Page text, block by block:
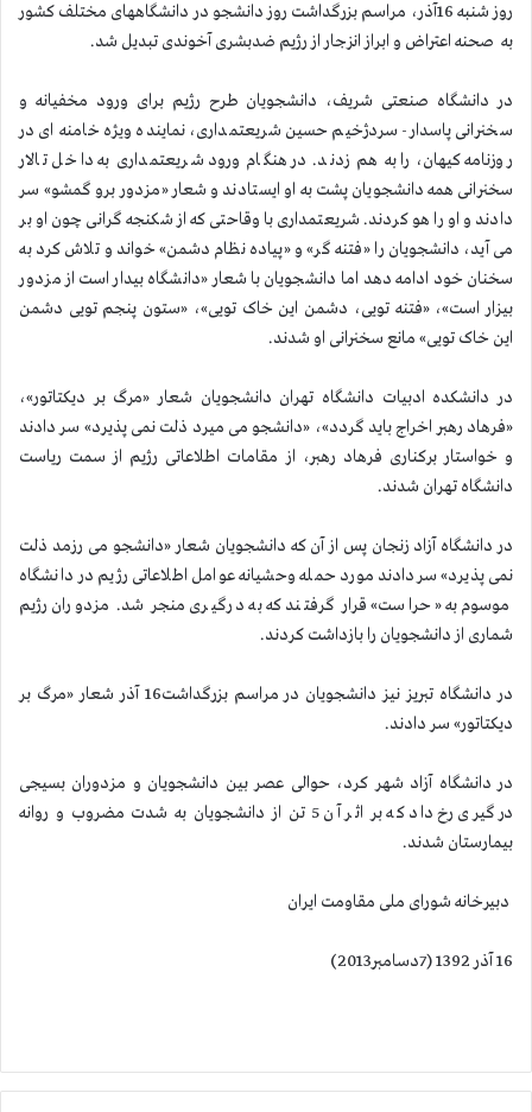
روز شنبه 16آذر، مراسم بزرگداشت روز دانشجو در دانشگاههای مختلف كشور
به صحنه اعتراض و ابراز انزجار از رژیم ضدبشری آخوندی تبدیل شد.
در دانشگاه صنعتی شریف، دانشجویان طرح رژیم برای ورود مخفیانه و
سخنرانی پاسدار- سردژخیم حسین شریعتمداری، نماینده ویژه خامنه ای در
روزنامه كیهان، را به هم زدند. در هنگام ورود شریعتمداری به داخل تالار
سخنرانی همه دانشجویان پشت به او ایستادند و شعار «مزدور برو گمشو» سر
دادند و او را هو كردند. شریعتمداری با وقاحتی كه از شكنجه گرانی چون او بر
می آید، دانشجویان را «فتنه گر» و «پیاده نظام دشمن» خواند و تلاش كرد به
سخنان خود ادامه دهد اما دانشجویان با شعار «دانشگاه بیدار است از مزدور
بیزار است»، «فتنه تویی، دشمن این خاک تویی»، «ستون پنجم تویی دشمن
این خاک تویی» مانع سخنرانی او شدند.
در دانشكده ادبیات دانشگاه تهران دانشجویان شعار «مرگ بر دیكتاتور»،
«فرهاد رهبر اخراج باید گردد»، «دانشجو می میرد ذلت نمی پذیرد» سر دادند
و خواستار بركناری فرهاد رهبر، از مقامات اطلاعاتی رژیم از سمت ریاست
دانشگاه تهران شدند.
در دانشگاه آزاد زنجان پس از آن كه دانشجویان شعار «دانشجو می رزمد ذلت
نمی پذیرد» سردادند مورد حمله وحشیانه عوامل اطلاعاتی رژیم در دانشگاه
موسوم به «حراست» قرار گرفتند كه به درگیری منجر شد. مزدوران رژیم
شماری از دانشجویان را بازداشت كردند.
در دانشگاه تبریز نیز دانشجویان در مراسم بزرگداشت16 آذر شعار «مرگ بر
دیكتاتور» سر دادند.
در دانشگاه آزاد شهر كرد، حوالی عصر بین دانشجویان و مزدوران بسیجی
درگیری رخ داد كه بر اثر آن 5 تن از دانشجویان به شدت مضروب و روانه
بیمارستان شدند.
دبیرخانه شورای ملی مقاومت ایران
16 آذر 1392 (7دسامبر2013)